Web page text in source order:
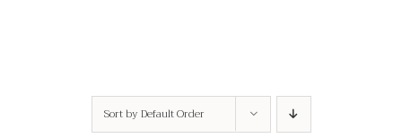
Sort by Default Order